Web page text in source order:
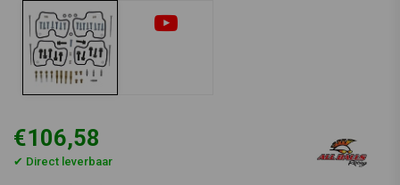
€106,58
✔ Direct leverbaar